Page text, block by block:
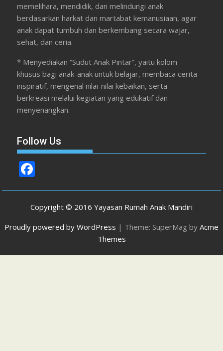
memelihara, mendidik, dan melindungi anak
berdasarkan harkat dan martabat kemanusiaan, agar
anak dapat tumbuh dan berkembang secara wajar,
sehat, dan ceria.
* Menyediakan “Sudut Anak Pintar”, yaitu kolom
khusus bagi anak-anak untuk belajar, membaca cerita
inspiratif, mengenal nilai-nilai kebaikan, serta
berkreasi melalui kegiatan yang edukatif dan
menyenangkan.
Follow Us
ac
e
b
o
Copyright © 2016 Yayasan Rumah Anak Mandiri
Proudly powered by WordPress | Theme: SuperMag by Acme
Themes